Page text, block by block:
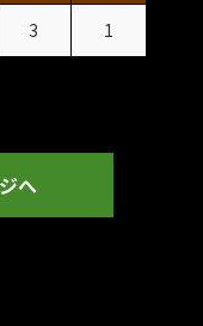
3 1
へ